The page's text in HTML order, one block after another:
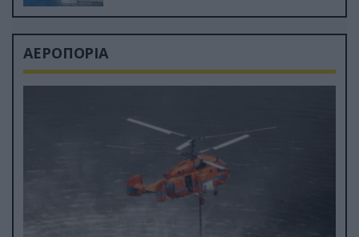
ΑΕΡΟΠΟΡΙΑ